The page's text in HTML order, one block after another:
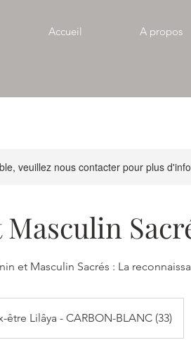
Accueil A propos
veuillez nous contacter pour plus
et Masculin Sacrés : La
Lilâya - CARBON-BLANC (33)